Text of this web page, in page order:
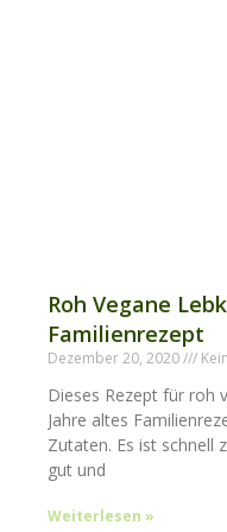
Roh Vegane
Familienrezept
Dezember 20, 2020
Dieses Rezept für roh
Jahre altes
Zutaten. Es ist schnell
gut und
Weiterlesen »